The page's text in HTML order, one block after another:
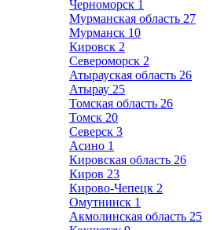
Черноморск 1
Мурманская область 27
Мурманск 10
Кировск 2
Североморск 2
Атырауская область 26
Атырау 25
Томская область 26
Томск 20
Северск 3
Асино 1
Кировская область 26
Киров 23
Кирово-Чепецк 2
Омутнинск 1
Акмолинская область 25